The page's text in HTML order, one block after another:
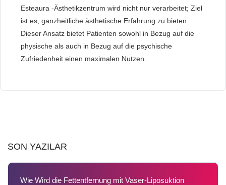
Esteaura -Ästhetikzentrum wird nicht nur verarbeitet; Ziel
ist es, ganzheitliche ästhetische Erfahrung zu bieten.
Dieser Ansatz bietet Patienten sowohl in Bezug auf die
physische als auch in Bezug auf die psychische
Zufriedenheit einen maximalen Nutzen.
SON YAZILAR
Wie Wird die Fettentfernung mit Vaser-Liposuktion